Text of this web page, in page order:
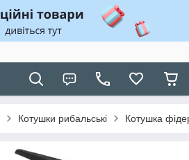
Котушки рибальські Котушка